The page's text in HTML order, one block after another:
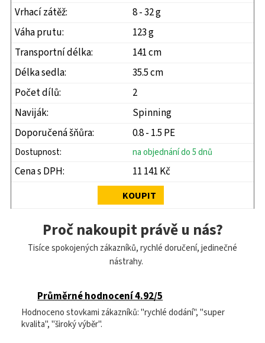
8 - 32 g
123 g
141 cm
35.5 cm
2
Spinning
0.8 - 1.5 PE
na objednání do 5 dnů
11 141 Kč
KOUPIT
Proč nakoupit právě u nás?
Tisíce spokojených zákazníků, rychlé doručení, jedinečné
nástrahy.
Průměrné hodnocení 4.92/5
Hodnoceno stovkami zákazníků: "rychlé dodání", "super
kvalita", "široký výběr".